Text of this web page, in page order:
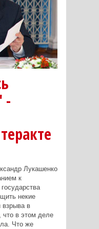
-
Лукашенко
к
некие
взрыва в
в этом деле
Что же